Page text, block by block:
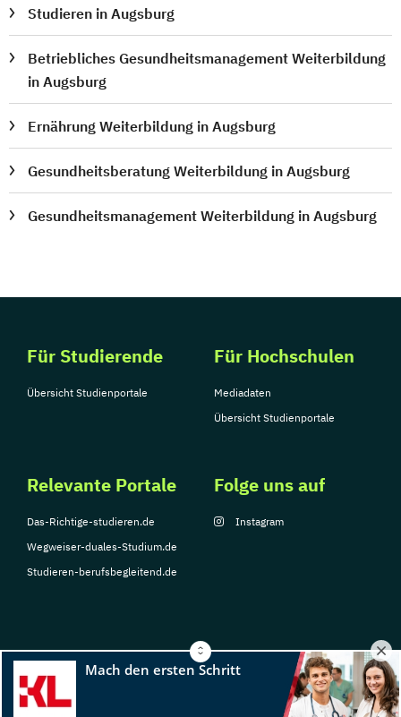
Studieren in Augsburg
Betriebliches Gesundheitsmanagement Weiterbildung
in Augsburg
Ernährung Weiterbildung in Augsburg
Gesundheitsberatung Weiterbildung in Augsburg
Gesundheitsmanagement Weiterbildung in Augsburg
Für Studierende
Übersicht Studienportale
Für Hochschulen
Mediadaten
Übersicht Studienportale
Relevante Portale
Das-Richtige-studieren.de
Wegweiser-duales-Studium.de
Studieren-berufsbegleitend.de
Folge uns auf
Instagram
© Copyright 2026, TarGroup Media GmbH
Nutzungsbedingungen